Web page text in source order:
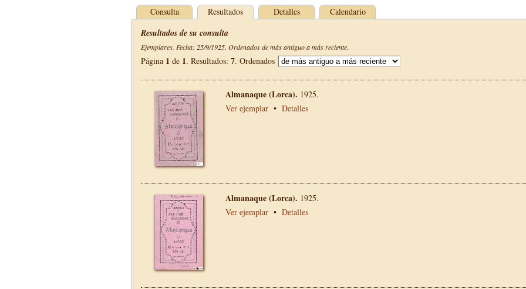
Consulta Resultados Detalles Calendario
Resultados de su consulta
Ejemplares. Fecha: 25/9/1925. Ordenados de más antiguo a más reciente.
Página 1 de 1. Resultados: 7. Ordenados
Almanaque (Lorca). 1925.
Ver ejemplar • Detalles
Almanaque (Lorca). 1925.
Ver ejemplar • Detalles